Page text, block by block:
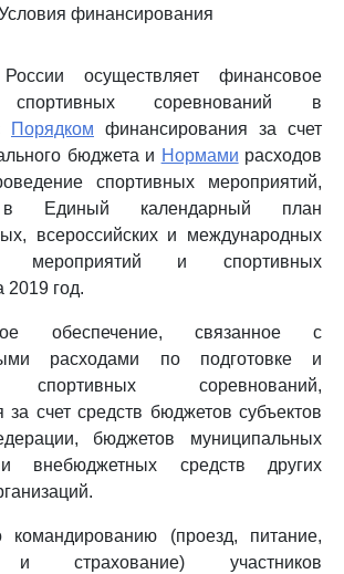
финансирования
осуществляет финансовое
спортивных соревнований в
Порядком финансирования за счет
бюджета и Нормами расходов
спортивных мероприятий,
в Единый календарный план
всероссийских и международных
мероприятий и спортивных
2019 год.
обеспечение, связанное с
расходами по подготовке и
спортивных соревнований,
за счет средств бюджетов субъектов
бюджетов муниципальных
внебюджетных средств других
(проезд, питание,
и страхование) участников